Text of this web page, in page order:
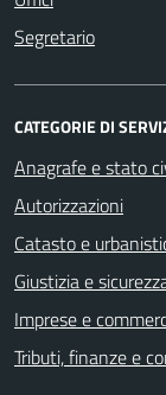
Segretario
CATEGORIE DI
Anagrafe e stato
Autorizzazioni
Catasto e
Giustizia e
Imprese e
Tributi, finanze e